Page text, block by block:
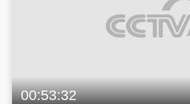
00:53:32